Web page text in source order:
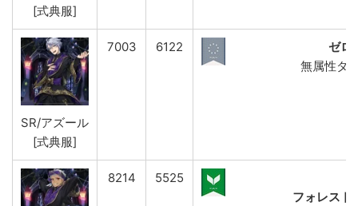
[式典服]
SR/アズール
[式典服]
7003 6122
ゼロ
無属性ダ
8214
5525
フォレスト